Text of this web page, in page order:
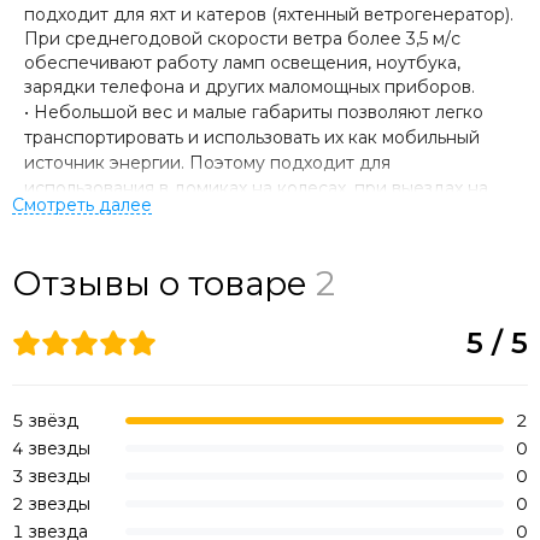
подходит для яхт и катеров (яхтенный ветрогенератор).
При среднегодовой скорости ветра более 3,5 м/с
обеспечивают работу ламп освещения, ноутбука,
зарядки телефона и других маломощных приборов.
• Небольшой вес и малые габариты позволяют легко
транспортировать и использовать их как мобильный
источник энергии. Поэтому подходит для
использования в домиках на колесах, при выездах на
природу и туристических экспедициях.
магнитах (NdFeBo) устойчивых до температуры 150
коррозии.
стабильной выработки электроэнергии.
Благодаря легким лопастям ветрогенераторы
скоростей ветра. Старт с низких скоростей
максимизирует выработку электроэнергии даже при
Отзывы о товаре 2
5 / 5
5 звёзд
2
4 звезды
0
3 звезды
0
2 звезды
0
1 звезда
0